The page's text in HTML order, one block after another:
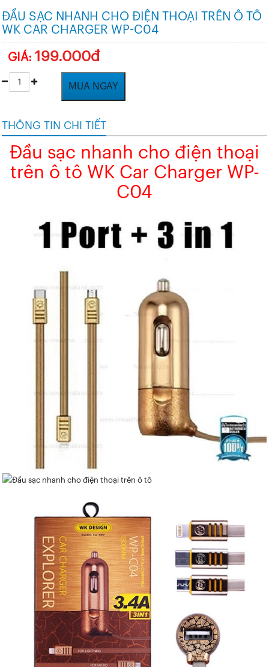
ĐẦU SẠC NHANH CHO ĐIỆN THOẠI TRÊN Ô TÔ
WK CAR CHARGER WP-C04
GIÁ: 199.000đ
MUA NGAY
THÔNG TIN CHI TIẾT
Đầu sạc nhanh cho điện thoại
trên ô tô WK Car Charger WP-
C04